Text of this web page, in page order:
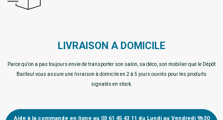
LIVRAISON A DOMICILE
Parce qu'on a pas toujours envie de transporter son salon, sa déco, son mobilier que le Dépôt
Bailleul vous assure une livraison à domicile en 2 à 5 jours ouvrés pour les produits
signalés en stock.
Aide à la commande en ligne au 03 61 45 43 11 du Lundi au Vendredi 9h30